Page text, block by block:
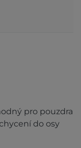
pro pouzdra
do osy